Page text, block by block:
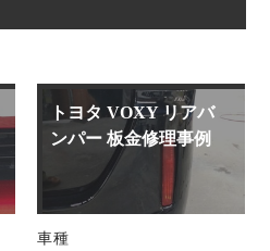
トヨタ VOXY リアバ
ンパー 板金修理事例
車種